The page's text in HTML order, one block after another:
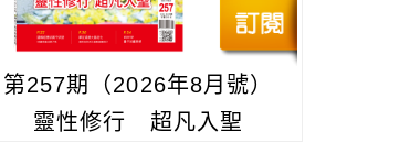
第257期（2026年8月號）
靈性修行 超凡入聖